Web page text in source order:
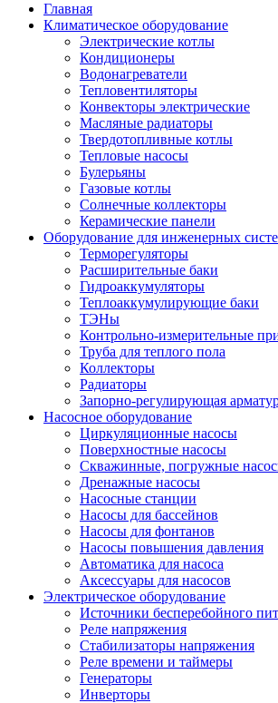
Главная
Климатическое оборудование
Электрические котлы
Кондиционеры
Водонагреватели
Тепловентиляторы
Конвекторы электрические
Масляные радиаторы
Твердотопливные котлы
Тепловые насосы
Булерьяны
Газовые котлы
Солнечные коллекторы
Керамические панели
Оборудование для инженерных
Терморегуляторы
Расширительные баки
Гидроаккумуляторы
Теплоаккумулирующие баки
ТЭНы
Контрольно-измерительные
Труба для теплого пола
Коллекторы
Радиаторы
Запорно-регулирующая
Насосное оборудование
Циркуляционные насосы
Поверхностные насосы
Скважинные, погружные
Дренажные насосы
Насосные станции
Насосы для бассейнов
Насосы для фонтанов
Насосы повышения давления
Автоматика для насоса
Аксессуары для насосов
Электрическое оборудование
Источники бесперебойного
Реле напряжения
Стабилизаторы напряжения
Реле времени и таймеры
Генераторы
Инверторы